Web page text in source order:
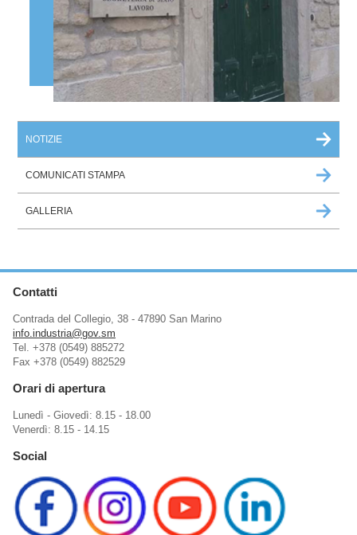
NOTIZIE
COMUNICATI STAMPA
GALLERIA
Contatti
Contrada del Collegio, 38 - 47890 San Marino
info.industria@gov.sm
Tel. +378 (0549) 885272
Fax +378 (0549) 882529
Orari di apertura
Lunedì - Giovedì: 8.15 - 18.00
Venerdì: 8.15 - 14.15
Social